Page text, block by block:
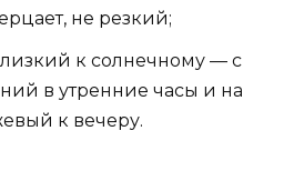
не резкий;
к солнечному — с
в утренние часы и на
к вечеру.